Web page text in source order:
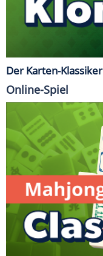
Der Karten-Klassiker
Online-Spiel